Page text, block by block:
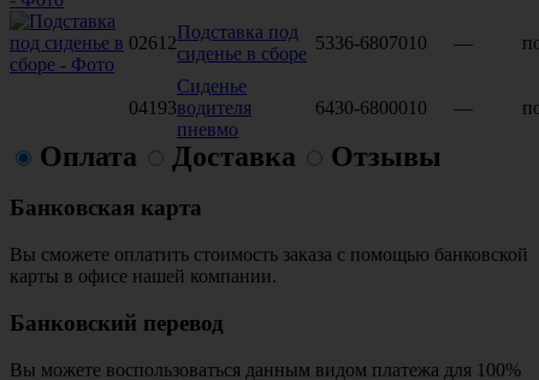
02612
Подставка под
сиденье в сборе
5336-6807010 —
04193
Сиденье
водителя
пневмо
6430-6800010 —
Оплата Доставка Отзывы
Банковская карта
Вы сможете оплатить стоимость заказа с помощью банковской
карты в офисе нашей компании.
Банковский перевод
Вы можете воспользоваться данным видом платежа для 100%